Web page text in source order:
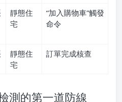
靜態住
宅
“加入購物車”觸發
命令
靜態住
宅
訂單完成核查
測的第一道防線